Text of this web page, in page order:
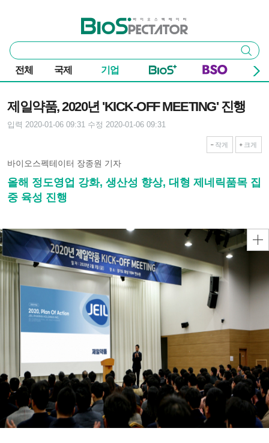
바이오스펙테이터
통
합
검
색
검색
전체 국제 기업
제일약품, 2020년 'KICK-OFF MEETING' 진행
입력 2020-01-06 09:31 수정 2020-01-06 09:31
작게 크게
바이오스펙테이터 장종원 기자
올해 정도영업 강화, 생산성 향상, 대형 제네릭품목 집
중 육성 진행